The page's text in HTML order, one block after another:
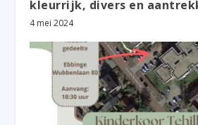
kleurrijk, divers en
4 mei 2024